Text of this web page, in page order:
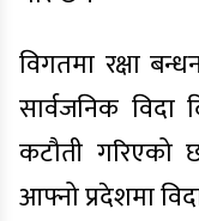
विगतमा रक्षा
सार्वजनिक
कटौती
आफ्नो प्रदेशमा